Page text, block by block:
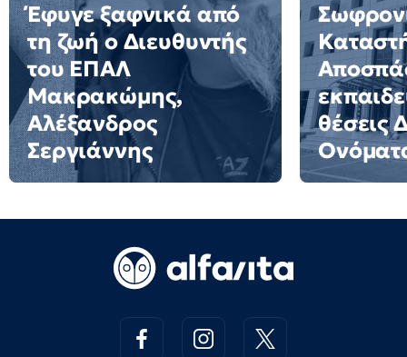
Έφυγε ξαφνικά από
τη ζωή ο Διευθυντής
του ΕΠΑΛ
Μακρακώμης,
Αλέξανδρος
Σεργιάννης
θέσεις